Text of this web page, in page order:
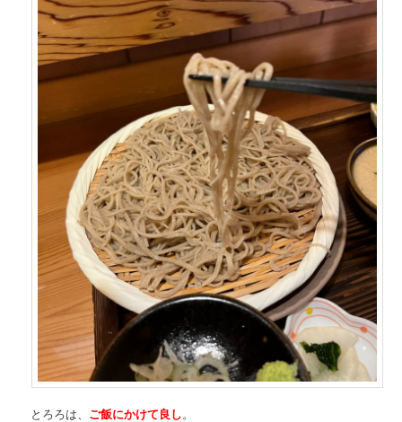
とろろは、 ご飯にかけて良し。